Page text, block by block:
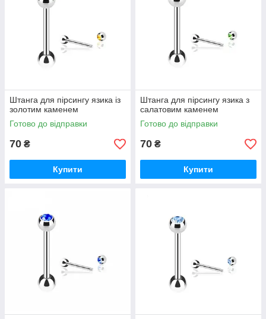
Штанга для пірсингу язика із
золотим каменем
Готово до відправки
70 ₴
Купити
Штанга для пірсингу язика з
салатовим каменем
Готово до відправки
70 ₴
Купити